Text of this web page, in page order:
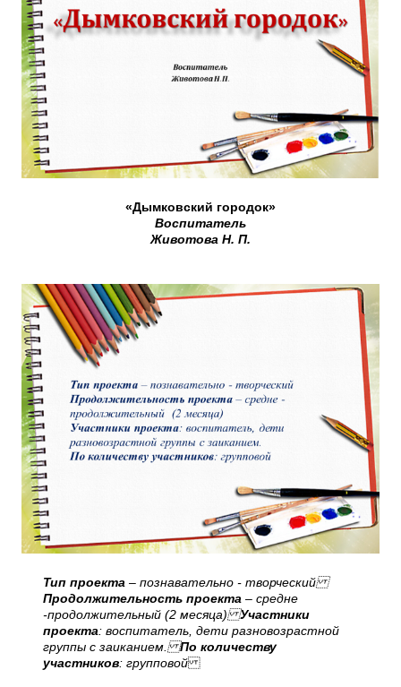
«Дымковский городок»
Воспитатель
Животова Н. П.
Тип проекта – познавательно - творческий
Продолжительность проекта – средне
-продолжительный (2 месяца)Участники
проекта: воспитатель, дети разновозрастной
группы с заиканием.По количеству
участников: групповой